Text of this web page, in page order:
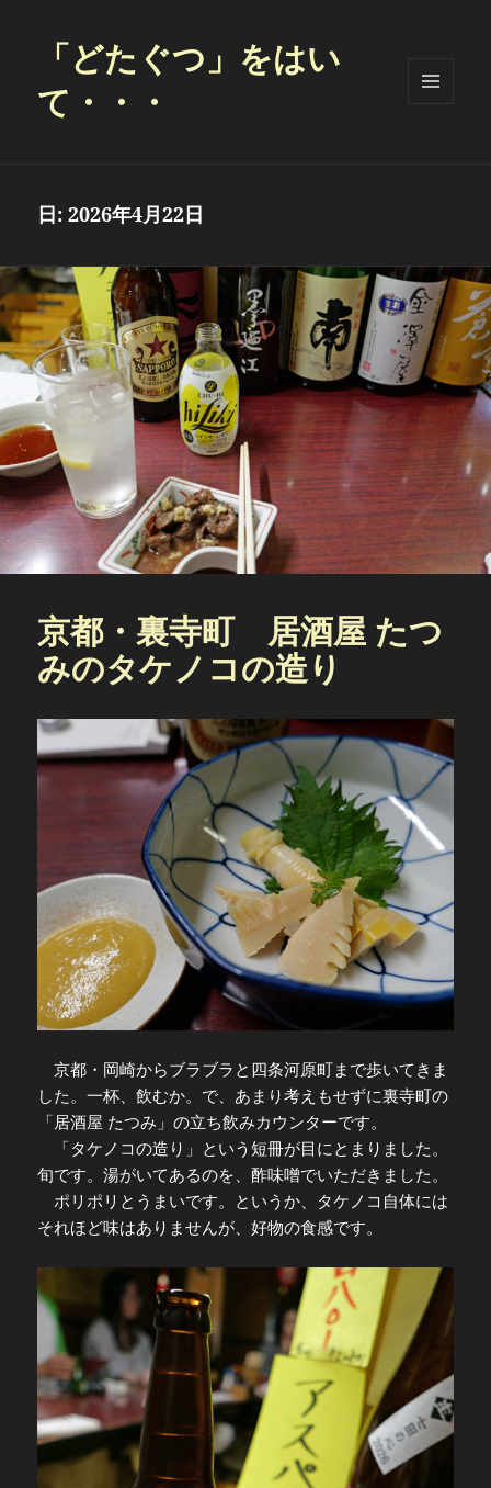
「どたぐつ」をはい
て・・・
日:2026年4月22日
京都・裏寺町 居酒屋 たつ
みのタケノコの造り
京都・岡崎からブラブラと四条河原町まで歩いてきま
した。一杯、飲むか。で、あまり考えもせずに裏寺町の
「居酒屋 たつみ」の立ち飲みカウンターです。
「タケノコの造り」という短冊が目にとまりました。
旬です。湯がいてあるのを、酢味噌でいただきました。
ポリポリとうまいです。というか、タケノコ自体には
それほど味はありませんが、好物の食感です。